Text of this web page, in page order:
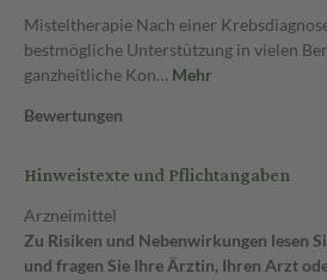
Misteltherapie Nach einer
bestmögliche Unterstützung in vielen
ganzheitliche Kon… Mehr
Bewertungen
Hinweistexte und Pflichtangaben
Arzneimittel
Zu Risiken und Nebenwirkungen lesen
und fragen Sie Ihre Ärztin, Ihren Arzt